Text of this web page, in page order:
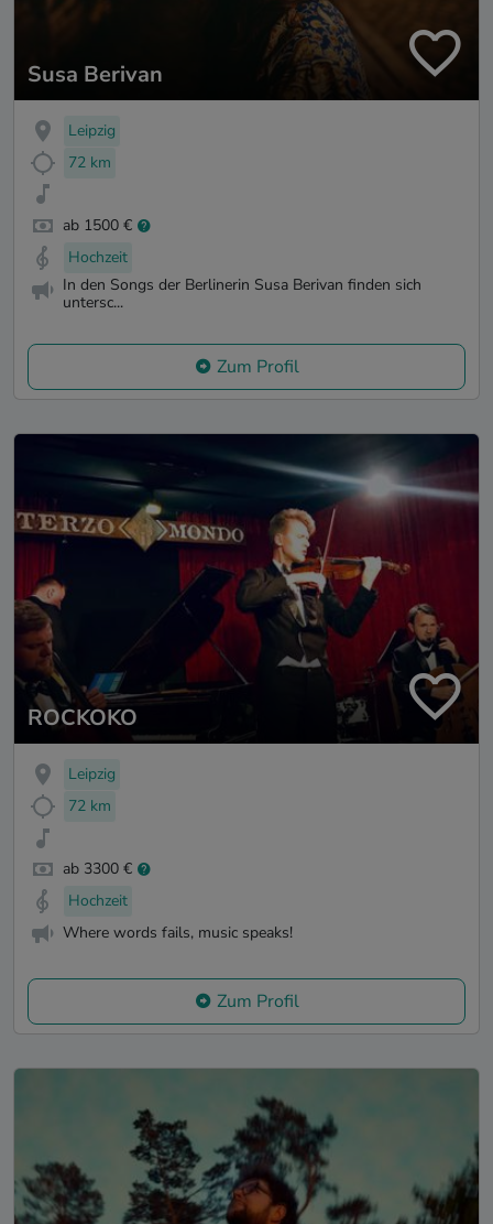
Susa Berivan
Leipzig
72 km
ab 1500 €
Hochzeit
In den Songs der Berlinerin Susa Berivan finden sich
untersc...
Zum Profil
ROCKOKO
Leipzig
72 km
ab 3300 €
Hochzeit
Where words fails, music speaks!
Zum Profil